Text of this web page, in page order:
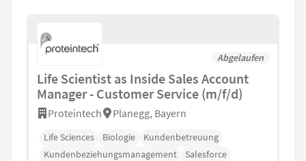
Abgelaufen
Life Scientist as Inside Sales Account
Manager - Customer Service (m/f/d)
Proteintech Planegg, Bayern
Life Sciences Biologie
Kundenbetreuung
Kundenbeziehungsmanagement
Salesforce